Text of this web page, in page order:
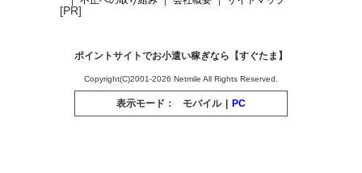
[PR]
ポイントサイトでお小遣い稼ぎなら【すぐたま】
Copyright(C)2001-2026 Netmile All Rights Reserved.
表示モード： モバイル PC